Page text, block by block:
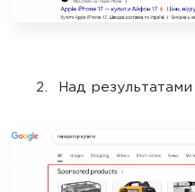
Над